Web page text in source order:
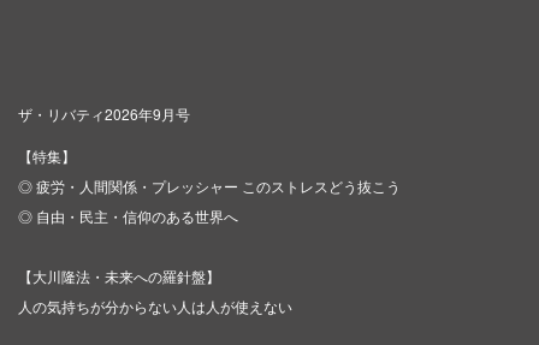
ザ・リバティ2026年9月号
【特集】
◎ 疲労・人間関係・プレッシャー このストレスどう抜こう
◎ 自由・民主・信仰のある世界へ
【大川隆法・未来への羅針盤】
人の気持ちが分からない人は人が使えない